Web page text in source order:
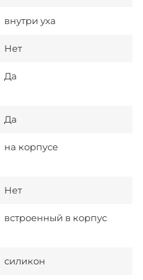
внутри уха
Нет
Да
Да
на корпусе
Нет
встроенный в корпус
силикон